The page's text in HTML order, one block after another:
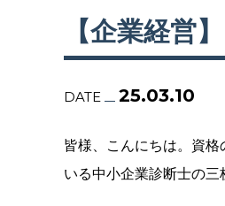
【企業経
DATE 25.03.10
皆様、こんにちは。資
いる中小企業診断士の三